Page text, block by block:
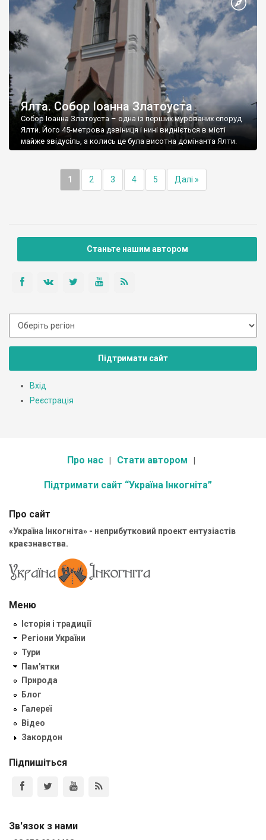
Ялта. Собор Іоанна Златоуста
Собор Іоанна Златоуста – одна із перших мурованих споруд
Ялти. Його 45-метрова дзвіниця і нині видніється в місті
майже звідусіль, а колись це була висотна домінанта Ялти.
1 2 3 4 5 Далі »
Станьте нашим автором
Підтримати сайт
Вхід
Реєстрація
Про нас Стати автором
Підтримати сайт “Україна Інкогніта”
Про сайт
«Україна Інкогніта» - неприбутковий проект ентузіастів
краєзнавства.
Меню
Історія і традиції
Регіони України
Тури
Пам'ятки
Природа
Блог
Галереї
Відео
Закордон
Підпишіться
Зв'язок з нами